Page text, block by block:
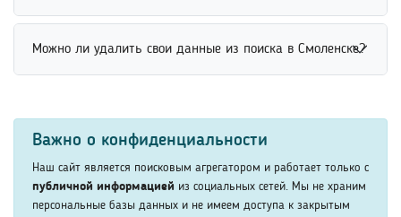
поиска людей. Для более точного результата
рекомендуется использовать фамилию, место учебы
Найти профиль человека в Одноклассниках можно через
друзей, родственников и старых знакомых.
Можно ли удалить свои данные из поиска в Смоленске?
в службу поддержки сервиса или настройку
конфиденциальности профиля. Многие платформы
предоставляют возможность скрыть личную
информацию из открытого доступа. Это помогает
ограничить отображение данных в результатах поиска
Важно о конфиденциальности
Наш сайт является поисковым агрегатором и работает только с
публичной информацией из социальных сетей. Мы не храним
персональные базы данных и не имеем доступа к закрытым